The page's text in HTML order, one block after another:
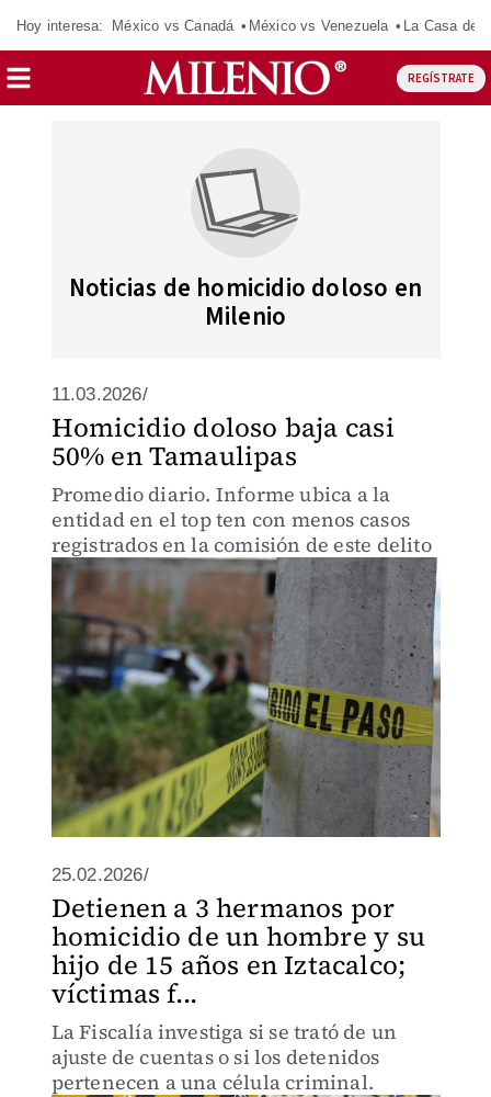
Hoy interesa: México vs Canadá México vs Venezuela La Casa de
REGÍSTRATE
Noticias de homicidio doloso en
Milenio
11.03.2026/
Homicidio doloso baja casi
50% en Tamaulipas
Promedio diario. Informe ubica a la
entidad en el top ten con menos casos
registrados en la comisión de este delito
25.02.2026/
Detienen a 3 hermanos por
homicidio de un hombre y su
hijo de 15 años en Iztacalco;
víctimas f...
La Fiscalía investiga si se trató de un
ajuste de cuentas o si los detenidos
pertenecen a una célula criminal.